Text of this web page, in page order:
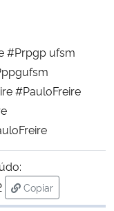
#Prpgp ufsm
#PauloFreire
Copiar
para área de